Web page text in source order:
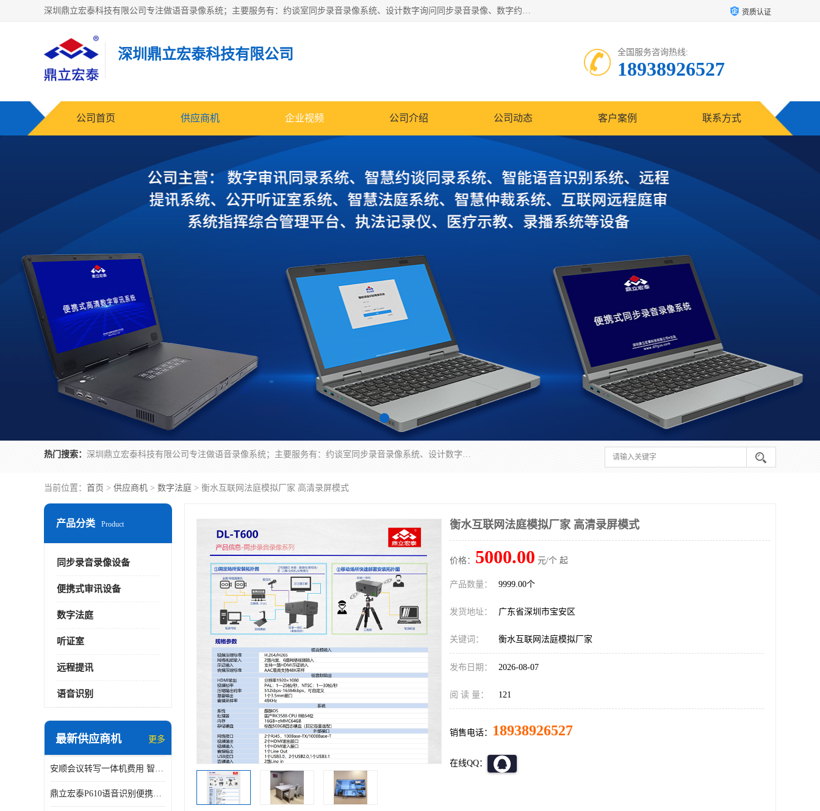
深圳鼎立宏泰科技有限公司专注做语音录像系统；主要服务有：约谈室同步录音录像系统、设计数字询问同步录音录像、数字约谈室同步录音录像、公开听证室、智慧庭审、智能语音识别转写、远程提讯（提审）、记录仪、远程指挥综合管理平台、录播系统等 资质认证
深圳鼎立宏泰科技有限公司 全国服务咨询热线:
18938926527
公司首页 供应商机 企业视频 公司介绍 公司动态 客户案例 联系方式
热门搜索： 深圳鼎立宏泰科技有限公司专注做语音录像系统；主要服务有：约谈室同步录音录像系统、设计数字询问同步录音录像、数字约谈室同步录音录像、公开听证室、智慧庭审、智能语音识别转写、远程提讯（提审）、记录仪、远程指挥综合管理平台、录播系统等
当前位置： 首页 > 供应商机 > 数字法庭 > 衡水互联网法庭模拟厂家 高清录屏模式
产品分类 Product
同步录音录像设备
便携式审讯设备
数字法庭
听证室
远程提讯
语音识别
最新供应商机 更多
安顺会议转写一体机费用 智能化水平
鼎立宏泰P610语音识别便携式同步录像设备支持双光驱加硬盘同步实时刻录哈希值加密画面合成远程指挥电子笔录温湿度音视频采集视频显示等功能于一体的移动办案终端
衡水互联网法庭模拟厂家 高清录屏模式
价格： 5000.00 元/个 起
产品数量： 9999.00个
发货地址： 广东省深圳市宝安区
关键词： 衡水互联网法庭模拟厂家
发布日期： 2026-08-07
阅 读 量： 121
销售电话： 18938926527
在线QQ：